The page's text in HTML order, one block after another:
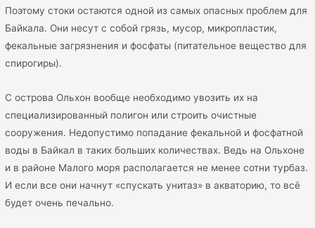
Поэтому стоки остаются одной из самых опасных проблем для
Байкала. Они несут с собой грязь, мусор, микропластик,
фекальные загрязнения и фосфаты (питательное вещество для
спирогиры).
С острова Ольхон вообще необходимо увозить их на
специализированный полигон или строить очистные
сооружения. Недопустимо попадание фекальной и фосфатной
воды в Байкал в таких больших количествах. Ведь на Ольхоне
и в районе Малого моря располагается не менее сотни турбаз.
И если все они начнут «спускать унитаз» в акваторию, то всё
будет очень печально.